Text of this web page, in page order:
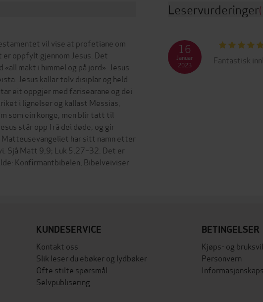
vil vise at profetiane om
oppfylt gjennom Jesus. Det
makt i himmel og på jord». Jesus
Jesus kallar tolv disiplar og held
eit oppgjer med farisearane og dei
i lignelser og kallast Messias,
som ein konge, men blir tatt til
står opp frå dei døde, og gir
har sitt namn etter
Sjå Matt 9,9; Luk 5,27–32. Det er
Konfirmantbibelen, Bibelveiviser
Leservurderinger
Fantastisk
16
Januar
2023
KUNDESERVICE
Kontakt oss
Slik leser du ebøker og lydbøker
Ofte stilte spørsmål
Selvpublisering
BETINGELSER
Kjøps- og
Personvern